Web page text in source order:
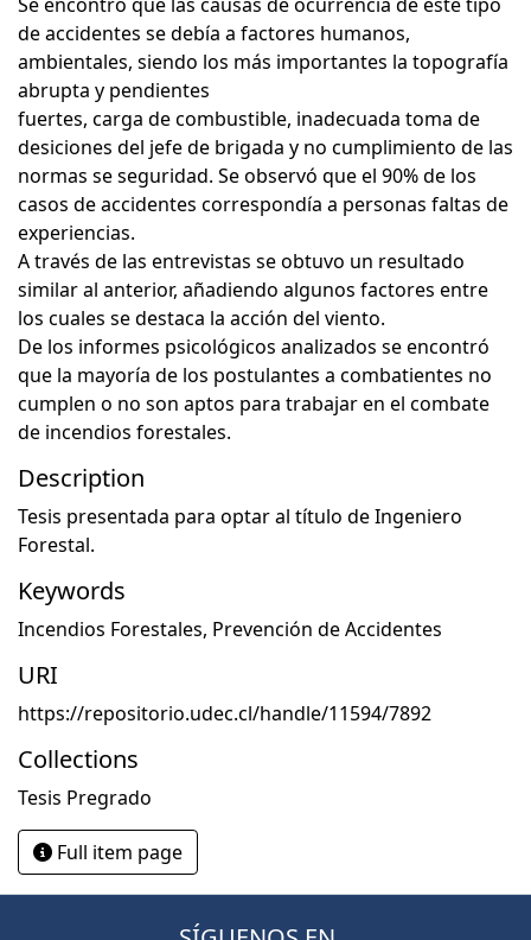
de accidentes se debía a factores humanos,
ambientales, siendo los más importantes la topografía
abrupta y pendientes
fuertes, carga de combustible, inadecuada toma de
desiciones del jefe de brigada y no cumplimiento de las
normas se seguridad. Se observó que el 90% de los
casos de accidentes correspondía a personas faltas de
experiencias.
A través de las entrevistas se obtuvo un resultado
similar al anterior, añadiendo algunos factores entre
los cuales se destaca la acción del viento.
De los informes psicológicos analizados se encontró
que la mayoría de los postulantes a combatientes no
cumplen o no son aptos para trabajar en el combate
de incendios forestales.
Description
Tesis presentada para optar al título de Ingeniero
Forestal.
Keywords
Incendios Forestales, Prevención de Accidentes
URI
https://repositorio.udec.cl/handle/11594/7892
Collections
Tesis Pregrado
Full item page